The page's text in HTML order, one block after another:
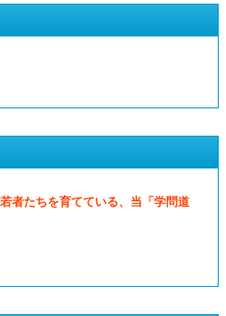
者たちを育てている、当「学問道